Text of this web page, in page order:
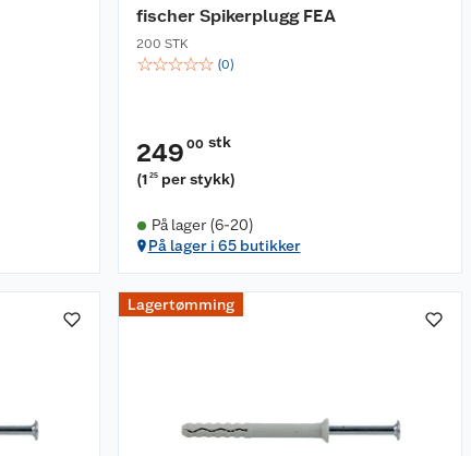
fischer Spikerplugg FEA
200 STK
☆☆☆☆☆ (0)
249 00 stk
(1 25 per stykk)
På lager (6-20)
På lager i 65 butikker
Lagertømming